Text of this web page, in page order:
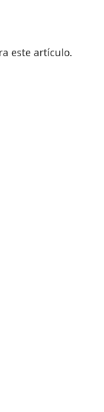
este artículo.